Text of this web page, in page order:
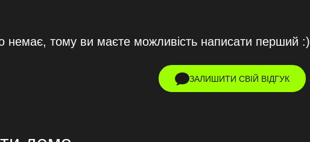
немає, тому ви маєте можливість написати перший :)
ЗАЛИШИТИ СВІЙ ВІДГУК